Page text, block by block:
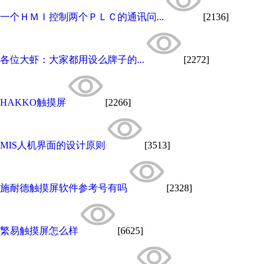
一个ＨＭＩ控制两个ＰＬＣ的通讯问... [2136]
各位大虾：大家都用设么牌子的... [2272]
HAKKO触摸屏 [2266]
MIS人机界面的设计原则 [3513]
施耐德触摸屏软件参考号有吗 [2328]
繁易触摸屏怎么样 [6625]